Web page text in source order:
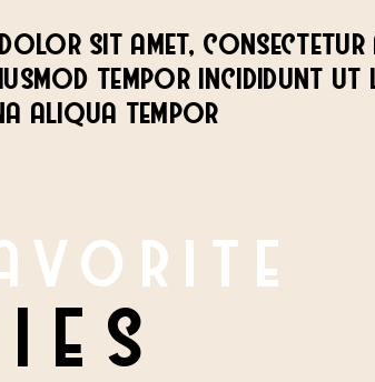
dolor sit amet, consectetur
tempor incididunt
aliqua tempor